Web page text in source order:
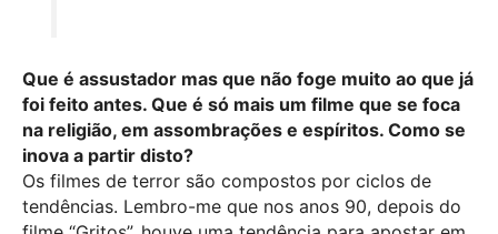
Que é assustador mas que não foge muito ao que já
foi feito antes. Que é só mais um filme que se foca
na religião, em assombrações e espíritos. Como se
inova a partir disto?
Os filmes de terror são compostos por ciclos de
tendências. Lembro-me que nos anos 90, depois do